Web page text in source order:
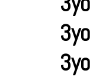
3yo
3yo